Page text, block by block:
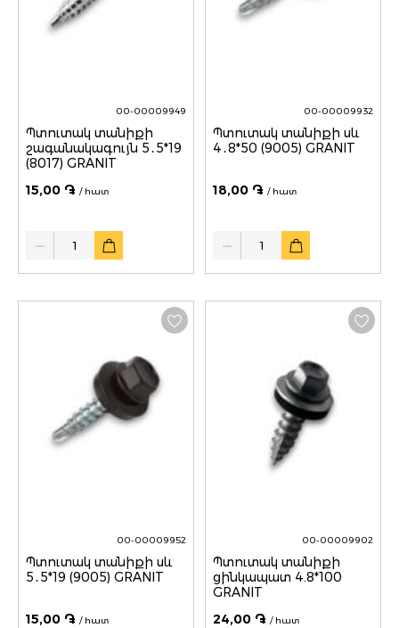
00-00009949
Պտուտակ տանիքի
շագանակագույն 5․5*19
(8017) GRANIT
15,00 ֏ / հատ
Quantity
00-00009932
Պտուտակ տանիքի սև
4․8*50 (9005) GRANIT
18,00 ֏ / հատ
Quantity
00-00009952
Պտուտակ տանիքի սև
5․5*19 (9005) GRANIT
15,00 ֏ / հատ
00-00009902
Պտուտակ տանիքի
ցինկապատ 4.8*100
GRANIT
24,00 ֏ / հատ